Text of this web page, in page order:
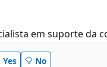
em suporte da
Yes No